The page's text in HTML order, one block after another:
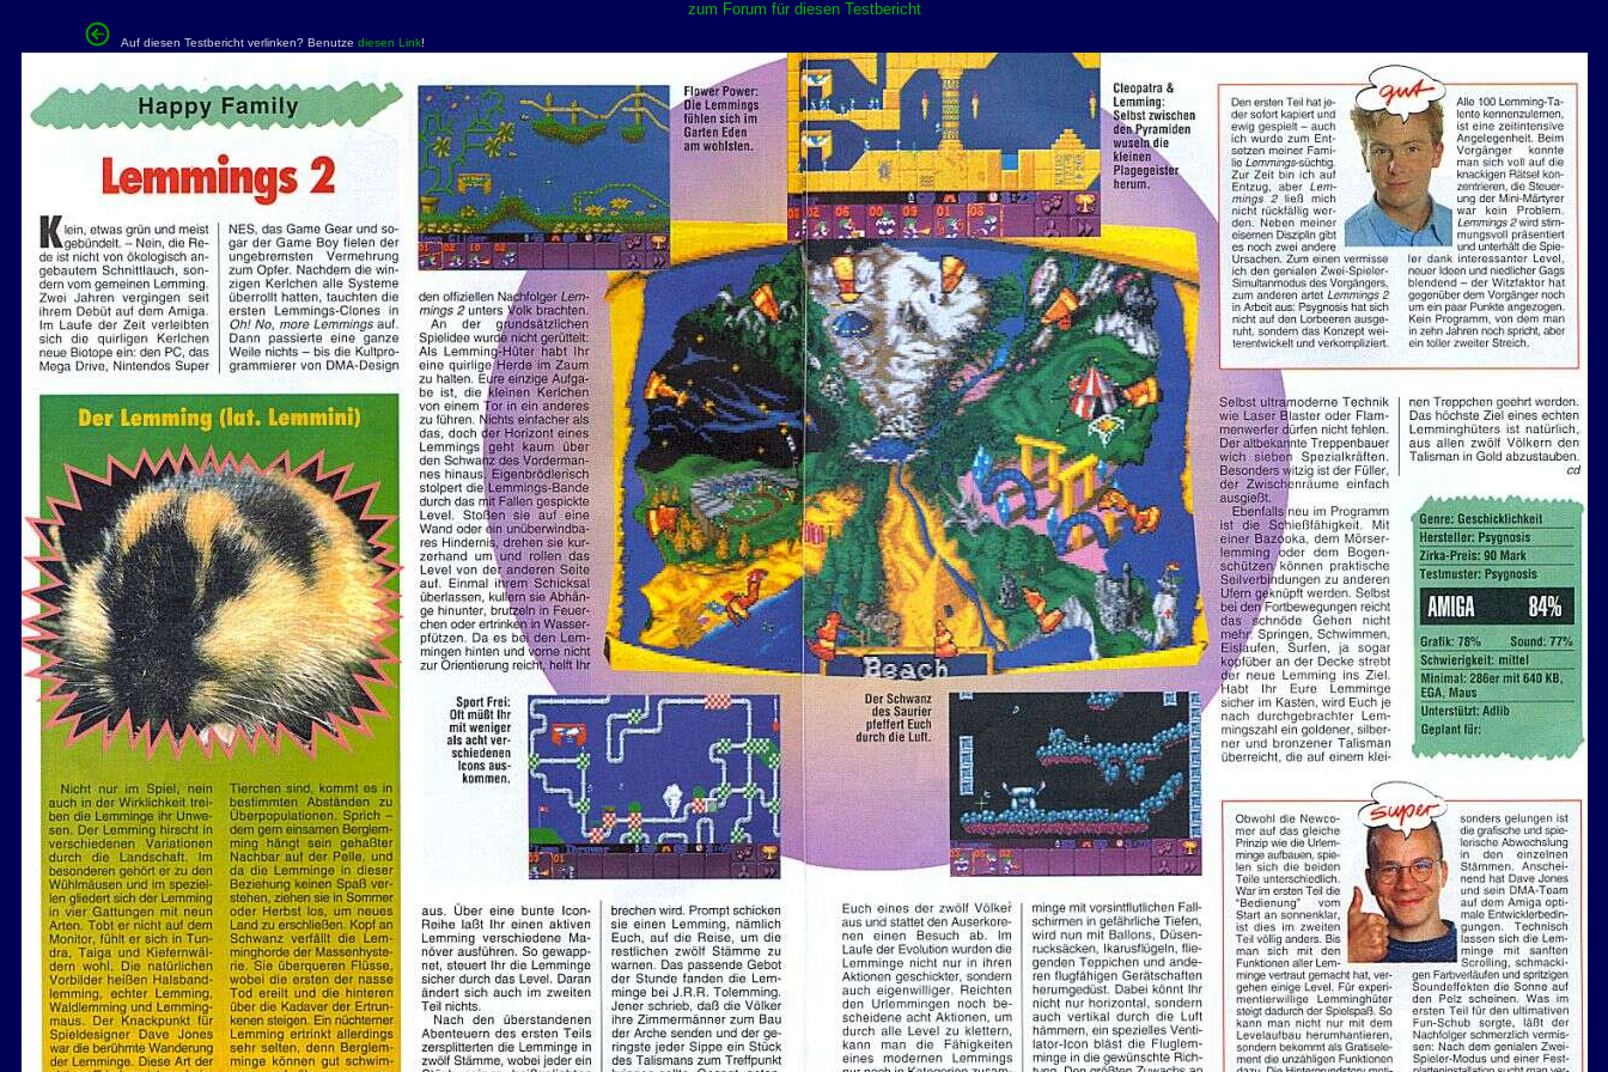
zum Forum für diesen Testbericht
Auf diesen Testbericht verlinken? Benutze diesen Link!